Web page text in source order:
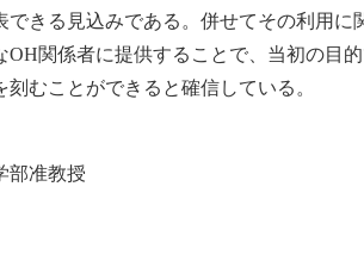
できる見込みである。併せてその利用
OH関係者に提供することで、当初の目
むことができると確信している。
部准教授